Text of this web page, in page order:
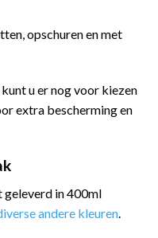
opschuren en met
u er nog voor kiezen
extra bescherming en
in 400ml
andere kleuren.